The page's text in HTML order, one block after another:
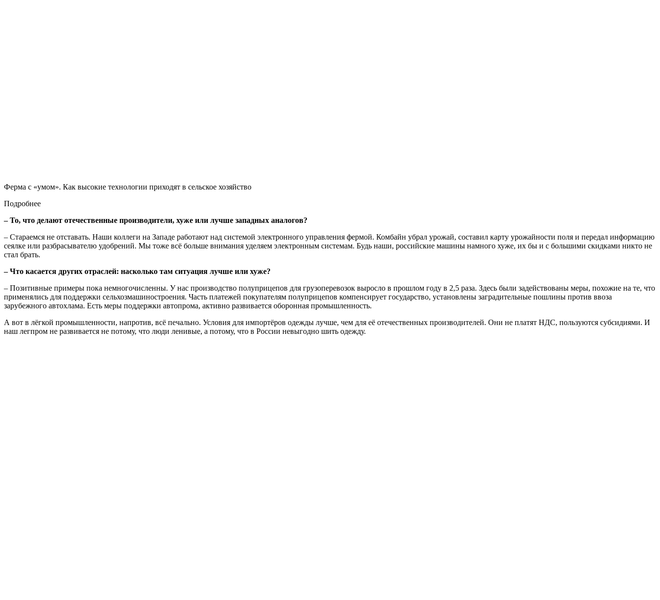
Ферма c «умом». Как высокие технологии приходят в сельское хозяйство
Подробнее
– То, что делают отечественные производители, хуже или лучше западных аналогов?
– Стараемся не отставать. Наши коллеги на Западе работают над системой электронного управления фермой. Комбайн убрал урожай, составил карту урожайности поля и передал информацию
сеялке или разбрасывателю удобрений. Мы тоже всё больше внимания уделяем электронным системам. Будь наши, российские машины намного хуже, их бы и с большими скидками никто не
стал брать.
– Что касается других отраслей: насколько там ситуация лучше или хуже?
– Позитивные примеры пока немногочисленны. У нас производство полуприцепов для грузоперевозок выросло в прошлом году в 2,5 раза. Здесь были задействованы меры, похожие на те, что
применялись для поддержки сельхозмашино­строения. Часть платежей покупателям полуприцепов компенсирует государство, установлены заградительные пошлины против ввоза
зарубежного автохлама. Есть меры поддержки автопрома, активно развивается оборонная промышленность.
А вот в лёгкой промышленности, напротив, всё печально. Условия для импортёров одежды лучше, чем для её отечественных производителей. Они не платят НДС, пользуются субсидиями. И
наш легпром не развивается не потому, что люди ленивые, а потому, что в России невыгодно шить одежду.